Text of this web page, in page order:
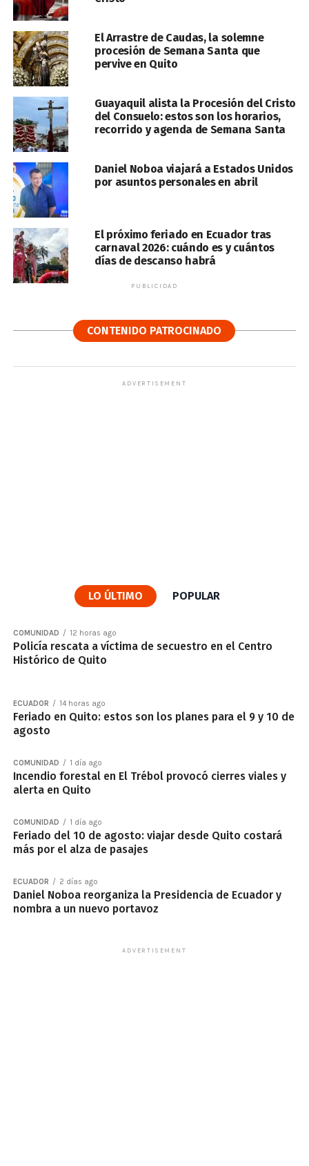
El Arrastre de Caudas, la solemne
procesión de Semana Santa que
pervive en Quito
Guayaquil alista la Procesión del Cristo
del Consuelo: estos son los horarios,
recorrido y agenda de Semana Santa
Daniel Noboa viajará a Estados Unidos
por asuntos personales en abril
El próximo feriado en Ecuador tras
carnaval 2026: cuándo es y cuántos
días de descanso habrá
PUBLICIDAD
CONTENIDO PATROCINADO
ADVERTISEMENT
LO ÚLTIMO POPULAR
COMUNIDAD 12 horas ago
Policía rescata a víctima de secuestro en el Centro
Histórico de Quito
ECUADOR 14 horas ago
Feriado en Quito: estos son los planes para el 9 y 10 de
agosto
COMUNIDAD 1 día ago
Incendio forestal en El Trébol provocó cierres viales y
alerta en Quito
COMUNIDAD 1 día ago
Feriado del 10 de agosto: viajar desde Quito costará
más por el alza de pasajes
ECUADOR 2 días ago
Daniel Noboa reorganiza la Presidencia de Ecuador y
nombra a un nuevo portavoz
ADVERTISEMENT